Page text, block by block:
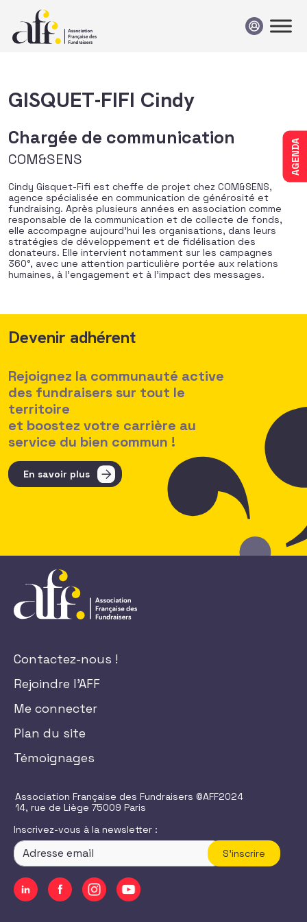
AGENDA
GISQUET-FIFI Cindy
Chargée de communication
COM&SENS
Cindy Gisquet-Fifi est cheffe de projet chez COM&SENS,
agence spécialisée en communication de générosité et
fundraising. Après plusieurs années en association comme
responsable de la communication et de collecte de fonds,
elle accompagne aujourd’hui les organisations, dans leurs
stratégies de développement et de fidélisation des
donateurs. Elle intervient notamment sur les campagnes
360°, avec une attention particulière portée aux relations
humaines, à l’engagement et à l’impact des messages.
Devenir adhérent
Rejoignez la communauté active
des fundraisers sur tout le
territoire
et boostez votre carrière au
service du bien commun !
En savoir plus
Contactez-nous !
Rejoindre l'AFF
Me connecter
Plan du site
Témoignages
Association Française des Fundraisers ©AFF2024
14, rue de Liège 75009 Paris
Inscrivez-vous à la newsletter :
S'inscrire